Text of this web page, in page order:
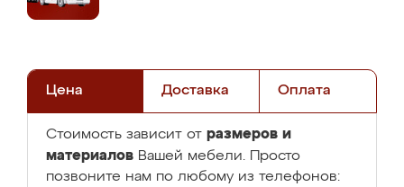
Цена Доставка Оплата
Стоимость зависит от размеров и
материалов Вашей мебели. Просто
позвоните нам по любому из телефонов: